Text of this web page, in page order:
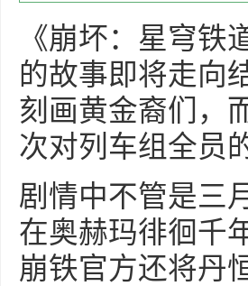
《崩坏：星穹铁
的故事即将走向
刻画黄金裔们，
次对列车组全员
剧情中不管是三
在奥赫玛徘徊千
崩铁官方还将丹